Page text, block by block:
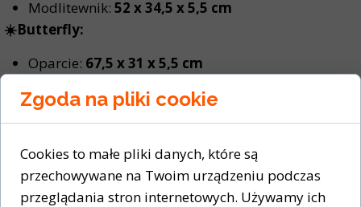
Modlitewnik: 52 x 34,5 x 5,5 cm
☀️Butterfly:
Oparcie: 67,5 x 31 x 5,5 cm
Oparcia na ramionach:31 x 15 cm
☀️Drążek do podciągania:
Rozstaw rękojeści:93 / 67 / 40 / 12,5
Średnica rękojeści: 28 mm
Zgoda na pliki cookie
Cookies to małe pliki danych, które są
przechowywane na Twoim urządzeniu podczas
przeglądania stron internetowych. Używamy ich